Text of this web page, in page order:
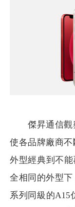
傑昇通信觀
使各品牌廠商
外型經典到不
全相同的外型下
系列同級的A15